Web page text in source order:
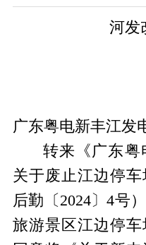
河发
广东粤电新丰江发
转来《广东粤
关于废止江边停
后勤〔 2024〕4号
旅游景区江边停